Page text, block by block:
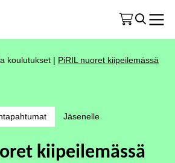
koulutukset | PiRIL nuoret kiipeilemässä
Jäsenelle
kiipeilemässä